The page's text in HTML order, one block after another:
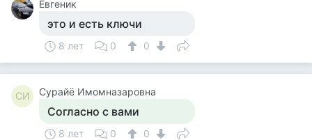
Евгеник
это и есть ключи
8 лет 0 0
СИ Сурайё Имомназаровна
Согласно с вами
8 лет 0 0